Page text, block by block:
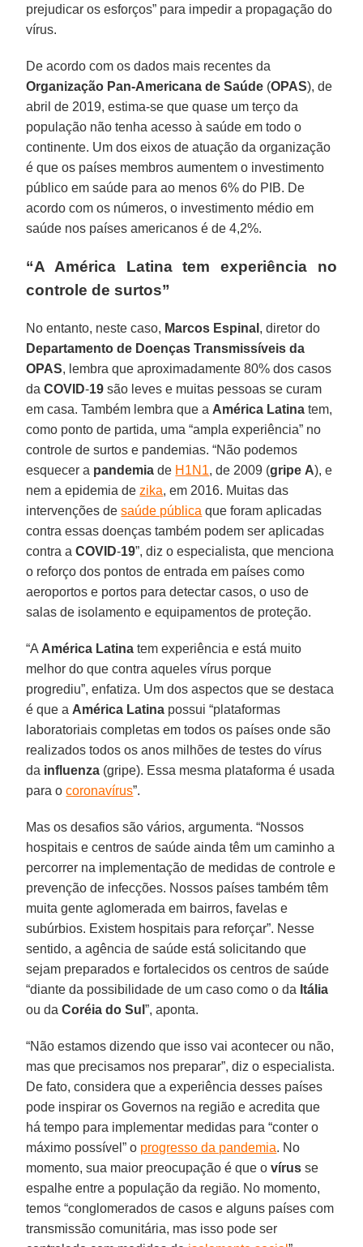
prejudicar os esforços” para impedir a propagação do
vírus.
De acordo com os dados mais recentes da
Organização Pan-Americana de Saúde (OPAS), de
abril de 2019, estima-se que quase um terço da
população não tenha acesso à saúde em todo o
continente. Um dos eixos de atuação da organização
é que os países membros aumentem o investimento
público em saúde para ao menos 6% do PIB. De
acordo com os números, o investimento médio em
saúde nos países americanos é de 4,2%.
“A América Latina tem experiência no
controle de surtos”
No entanto, neste caso, Marcos Espinal , diretor do
Departamento de Doenças Transmissíveis da
OPAS, lembra que aproximadamente 80% dos casos
daCOVID-19 são leves e muitas pessoas se curam
em casa. Também lembra que a América Latina tem,
como ponto de partida, uma “ampla experiência” no
controle de surtos e pandemias. “Não podemos
esquecer a pandemia de H1N1, de 2009 (gripe A), e
nem a epidemia dezika, em 2016. Muitas das
intervenções desaúde pública que foram aplicadas
contra essas doenças também podem ser aplicadas
contra aCOVID-19”, diz o especialista, que menciona
o reforço dos pontos de entrada em países como
aeroportos e portos para detectar casos, o uso de
salas de isolamento e equipamentos de proteção.
“A América Latina tem experiência e está muito
melhor do que contra aqueles vírus porque
progrediu”, enfatiza. Um dos aspectos que se destaca
é que a América Latina possui “plataformas
laboratoriais completas em todos os países onde são
realizados todos os anos milhões de testes do vírus
da influenza (gripe). Essa mesma plataforma é usada
para ocoronavírus”.
Mas os desafios são vários, argumenta. “Nossos
hospitais e centros de saúde ainda têm um caminho a
percorrer na implementação de medidas de controle e
prevenção de infecções. Nossos países também têm
muita gente aglomerada em bairros, favelas e
subúrbios. Existem hospitais para reforçar”. Nesse
sentido, a agência de saúde está solicitando que
sejam preparados e fortalecidos os centros de saúde
“diante da possibilidade de um caso como o da Itália
ou daCoréia do Sul”, aponta.
“Não estamos dizendo que isso vai acontecer ou não,
mas que precisamos nos preparar”, diz o especialista.
De fato, considera que a experiência desses países
pode inspirar os Governos na região e acredita que
há tempo para implementar medidas para “conter o
máximo possível” o progresso da pandemia. No
momento, sua maior preocupação é que ovírus se
espalhe entre a população da região. No momento,
temos “conglomerados de casos e alguns países com
transmissão comunitária, mas isso pode ser